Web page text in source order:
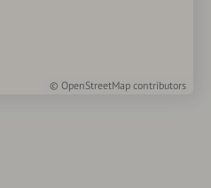
© OpenStreetMap contributors